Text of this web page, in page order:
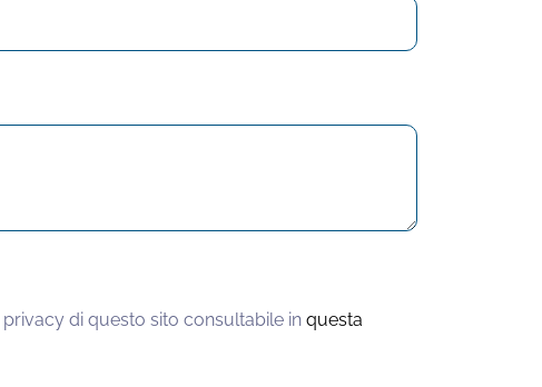
di questo sito consultabile in questa